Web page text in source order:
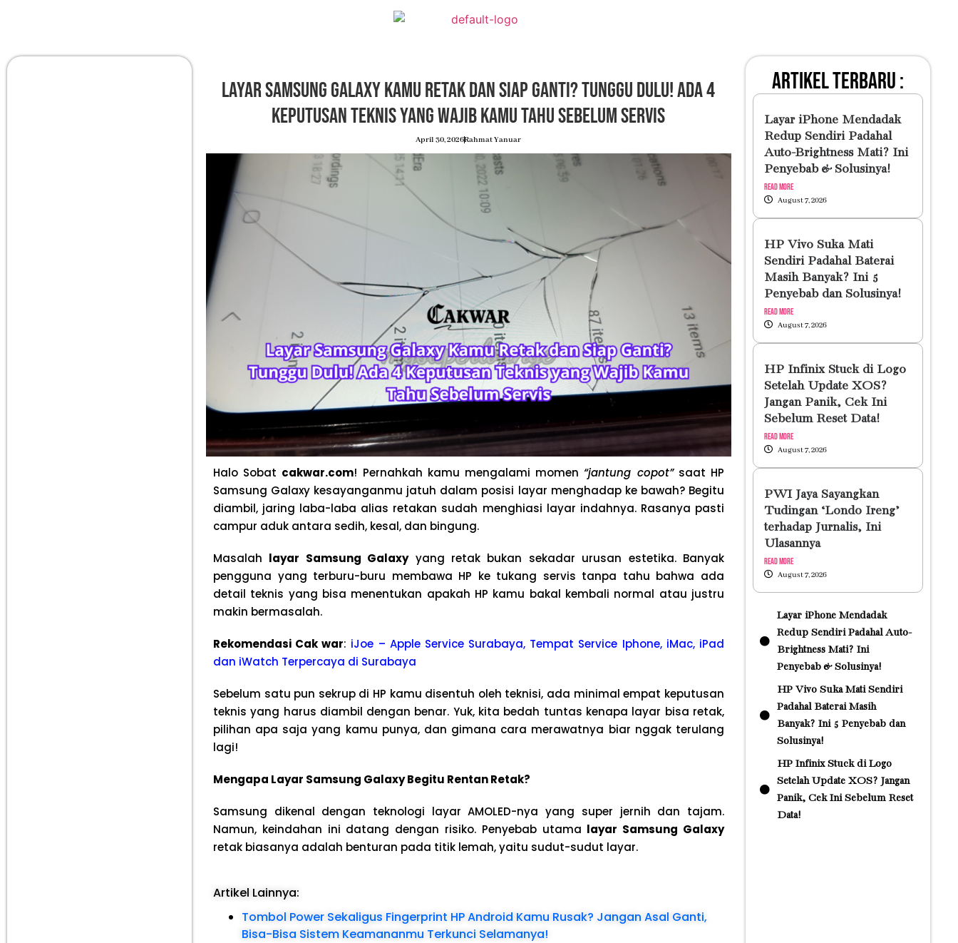
Layar Samsung Galaxy Kamu Retak dan Siap Ganti? Tunggu Dulu! Ada 4
Keputusan Teknis yang Wajib Kamu Tahu Sebelum Servis
April 30, 2026Rahmat Yanuar
Halo Sobat cakwar.com! Pernahkah kamu mengalami momen“jantung copot”saat HP
Samsung Galaxy kesayanganmu jatuh dalam posisi layar menghadap ke bawah? Begitu
diambil, jaring laba-laba alias retakan sudah menghiasi layar indahnya. Rasanya pasti
campur aduk antara sedih, kesal, dan bingung.
Masalah layar Samsung Galaxyyang retak bukan sekadar urusan estetika. Banyak
pengguna yang terburu-buru membawa HP ke tukang servis tanpa tahu bahwa ada
detail teknis yang bisa menentukan apakah HP kamu bakal kembali normal atau justru
makin bermasalah.
Rekomendasi Cak war: iJoe – Apple Service Surabaya, Tempat Service Iphone, iMac, iPad
dan iWatch Terpercaya di Surabaya
Sebelum satu pun sekrup di HP kamu disentuh oleh teknisi, ada minimal empat keputusan
teknis yang harus diambil dengan benar. Yuk, kita bedah tuntas kenapa layar bisa retak,
pilihan apa saja yang kamu punya, dan gimana cara merawatnya biar nggak terulang
lagi!
Mengapa Layar Samsung Galaxy Begitu Rentan Retak?
Samsung dikenal dengan teknologi layar AMOLED-nya yang super jernih dan tajam.
Namun, keindahan ini datang dengan risiko. Penyebab utama layar Samsung Galaxy
retak biasanya adalah benturan pada titik lemah, yaitu sudut-sudut layar.
Artikel Lainnya:
Tombol Power Sekaligus Fingerprint HP Android Kamu Rusak? Jangan Asal Ganti,
Bisa-Bisa Sistem Keamananmu Terkunci Selamanya!
artikel terbaru :
Layar iPhone Mendadak
Redup Sendiri Padahal
Auto-Brightness Mati? Ini
Penyebab & Solusinya!
Read More
August 7, 2026
HP Vivo Suka Mati
Sendiri Padahal Baterai
Masih Banyak? Ini 5
Penyebab dan Solusinya!
Read More
August 7, 2026
HP Infinix Stuck di Logo
Setelah Update XOS?
Jangan Panik, Cek Ini
Sebelum Reset Data!
Read More
August 7, 2026
PWI Jaya Sayangkan
Tudingan ‘Londo Ireng’
terhadap Jurnalis, Ini
Ulasannya
Read More
August 7, 2026
Layar iPhone Mendadak
Redup Sendiri Padahal Auto-
Brightness Mati? Ini
Penyebab & Solusinya!
HP Vivo Suka Mati Sendiri
Padahal Baterai Masih
Banyak? Ini 5 Penyebab dan
Solusinya!
HP Infinix Stuck di Logo
Setelah Update XOS? Jangan
Panik, Cek Ini Sebelum Reset
Data!